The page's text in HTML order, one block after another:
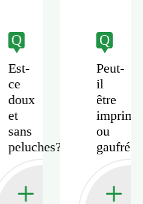
Q
Est-
ce
doux
et
sans
peluches?
Q
Peut-
il
être
imprimé
ou
gaufré?